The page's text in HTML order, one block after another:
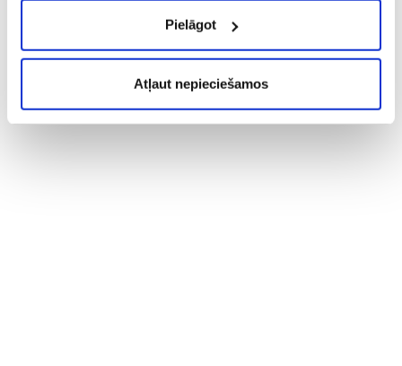
Pielāgot
Atļaut nepieciešamos